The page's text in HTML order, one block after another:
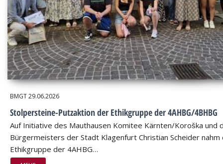
BMGT29.06.2026
Stolpersteine-Putzaktion der Ethikgruppe der 4AHBG/4BHBG
Auf Initiative des Mauthausen Komitee Kärnten/Koroška und
Bürgermeisters der Stadt Klagenfurt Christian Scheider nahm
Ethikgruppe der 4AHBG…